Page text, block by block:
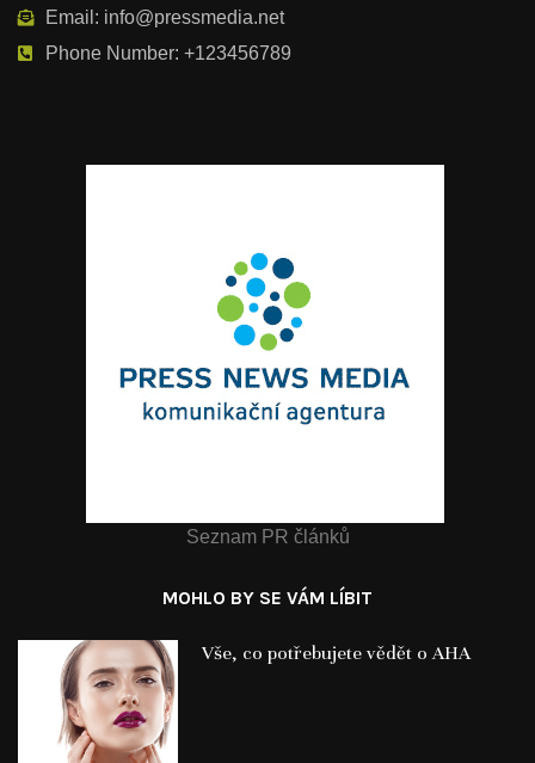
Email: info@pressmedia.net
Phone Number: +123456789
Seznam PR článků
MOHLO BY SE VÁM LÍBIT
Vše, co potřebujete vědět o AHA